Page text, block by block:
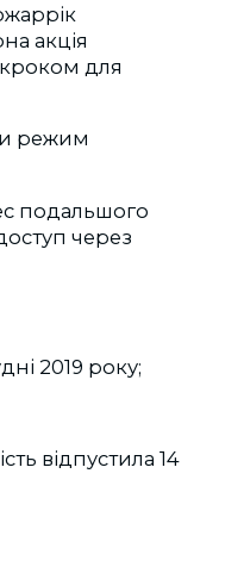
акція
для
режим
подальшого
через
2019 року;
відпустила 14